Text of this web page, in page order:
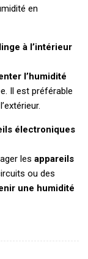
en
à l’intérieur
l’humidité
Il est préférable
électroniques
les appareils
ou des
une humidité